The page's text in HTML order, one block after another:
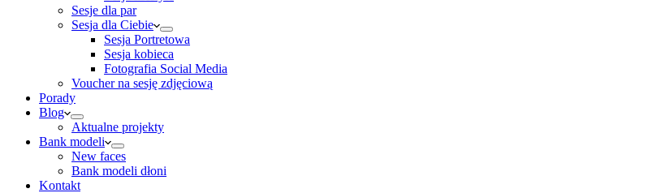
Sesje dla par
Sesja dla Ciebie
Sesja Portretowa
Sesja kobieca
Fotografia Social Media
Voucher na sesję zdjęciową
Porady
Blog
Aktualne projekty
Bank modeli
New faces
Bank modeli dłoni
Kontakt